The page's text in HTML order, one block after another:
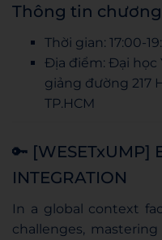
Thông tin
Thời gian: 17:00-
Địa điểm: Đại học
giảng đường 217
TP.HCM
🔑 [WESETxUMP]
INTEGRATION
In a global context
challenges,